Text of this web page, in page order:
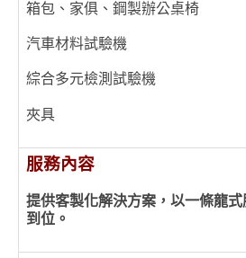
箱包、家俱、鋼製辦公桌椅
汽車材料試驗機
綜合多元檢測試驗機
夾具
服務內容
提供客製化解決方案，以一條龍
到位。